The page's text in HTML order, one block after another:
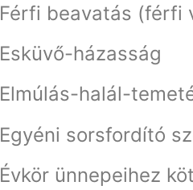
Férfi beavatás (férfi
Esküvő-házasság
Elmúlás-halál-
Egyéni sorsfordító
Évkör ünnepeihez